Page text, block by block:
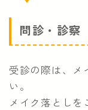
問診・診察
受診の際は、メ
い。
メイク落としを